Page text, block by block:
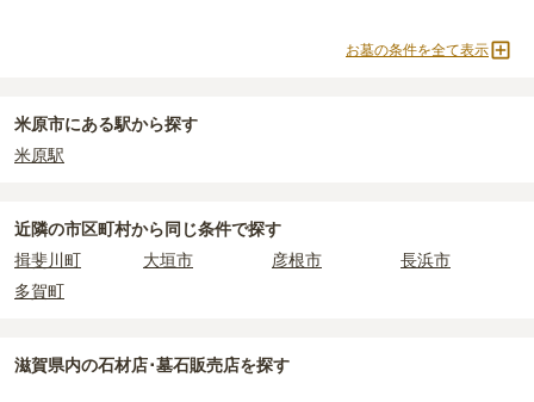
正確な費用は、区画や石材の選び方によって大きく変わるため、見
必ず確認することをおすすめします。
現地への見学が難しい場合は、資料請求でも各霊園の詳しい料金案
内を取り寄せることができます。
契約条件の詳細は、各霊園のページをご確認いただくか、資料請求
お墓の条件を全て表示
米原市にある駅から探す
米原駅
近隣の市区町村から同じ条件で探す
揖斐川町
大垣市 彦根市
長浜市
多賀町
滋賀県内の石材店･墓石販売店を探す